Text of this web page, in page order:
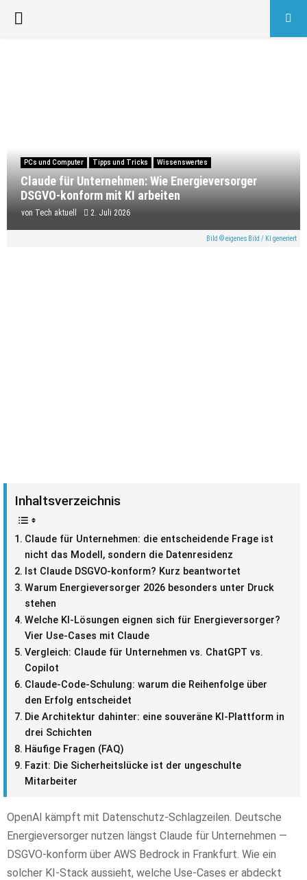
PRIMARY
PCs und Computer Tipps und Tricks Wissenswertes
Claude für Unternehmen: Wie Energieversorger
DSGVO-konform mit KI arbeiten
von Tech aktuell 2. Juli 2026
Bild © eigenes Bild / KI generiert
Inhaltsverzeichnis
Claude für Unternehmen: die entscheidende Frage ist
nicht das Modell, sondern die Datenresidenz
Ist Claude DSGVO-konform? Kurz beantwortet
Warum Energieversorger 2026 besonders unter Druck
stehen
Welche KI-Lösungen eignen sich für Energieversorger?
Vier Use-Cases mit Claude
Vergleich: Claude für Unternehmen vs. ChatGPT vs.
Copilot
Claude-Code-Schulung: warum die Reihenfolge über
den Erfolg entscheidet
Die Architektur dahinter: eine souveräne KI-Plattform in
drei Schichten
Häufige Fragen (FAQ)
Fazit: Die Sicherheitslücke ist der ungeschulte
Mitarbeiter
OpenAI kämpft mit Datenschutz-Schlagzeilen. Deutsche
Energieversorger nutzen längst Claude für Unternehmen —
DSGVO-konform über AWS Bedrock in Frankfurt. Wie ein
solcher KI-Stack aussieht, welche Use-Cases er abdeckt